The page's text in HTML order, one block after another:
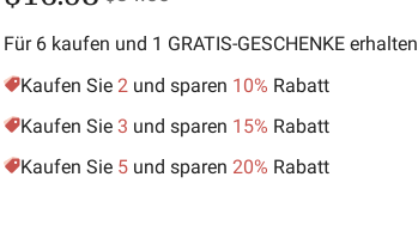
Urlaub
Tiere & Haustiere
Hobbys
Natur
Für 6 kaufen und 1 GRATIS-GESCHENKE erhalten
Kaufen Sie 2 und sparen 10% Rabatt
Kaufen Sie 3 und sparen 15% Rabatt
Kaufen Sie 5 und sparen 20% Rabatt